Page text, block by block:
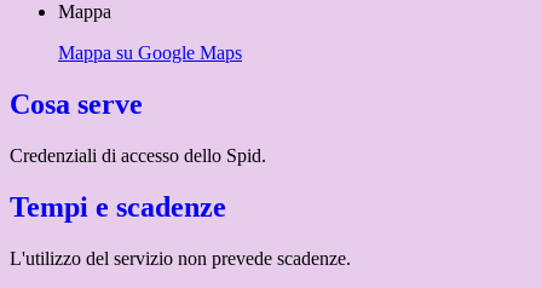
Mappa
Mappa su Google Maps
Cosa serve
Credenziali di accesso dello Spid.
Tempi e scadenze
L'utilizzo del servizio non prevede scadenze.